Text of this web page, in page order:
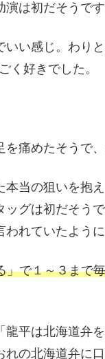
は初だそうです
いい感じ。わり
く好きでした。
を痛めたそうで
本当の狙いを抱
ッグは初だそう
れていたように
」で１～３まで
龍平は北海道弁
の北海道弁に